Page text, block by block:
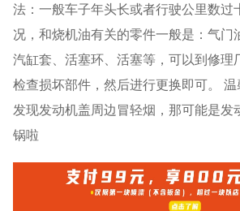
法：一般车子年头长或者行驶公里数过
况，和烧机油有关的零件一般是：气门
汽缸套、活塞环、活塞等，可以到修理
检查损坏部件，然后进行更换即可。
发现发动机盖周边冒轻烟，那可能是发
锅啦